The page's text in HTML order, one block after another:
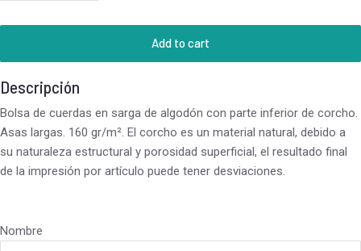
Add to cart
Descripción
Bolsa de cuerdas en sarga de algodón con parte inferior de corcho.
Asas largas. 160 gr/m². El corcho es un material natural, debido a
su naturaleza estructural y porosidad superficial, el resultado final
de la impresión por artículo puede tener desviaciones.
Nombre